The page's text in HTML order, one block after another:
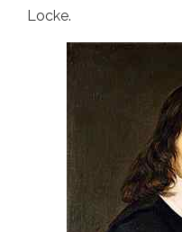
Locke.